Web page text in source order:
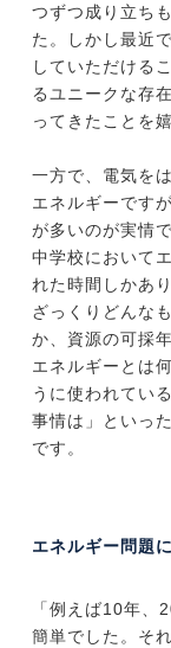
つずつ成り立ち
た。しかし最近
していただける
るユニークな存
ってきたことを
一方で、電気を
エネルギーです
が多いのが実情
中学校において
れた時間しかあ
ざっくりどんな
か、資源の可採
エネルギーとは
うに使われてい
事情は」といっ
です。
エネルギー問題
「例えば10年、
簡単でした。そ